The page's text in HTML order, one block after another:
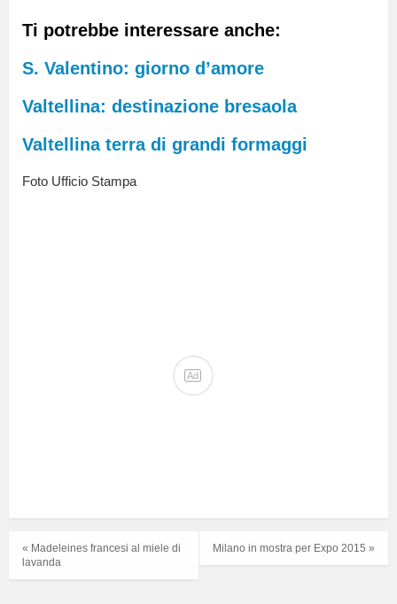
Ti potrebbe interessare anche:
S. Valentino: giorno d’amore
Valtellina: destinazione bresaola
Valtellina terra di grandi formaggi
Foto Ufficio Stampa
Ad
Milano in mostra per Expo 2015 »
« Madeleines francesi al miele di
lavanda